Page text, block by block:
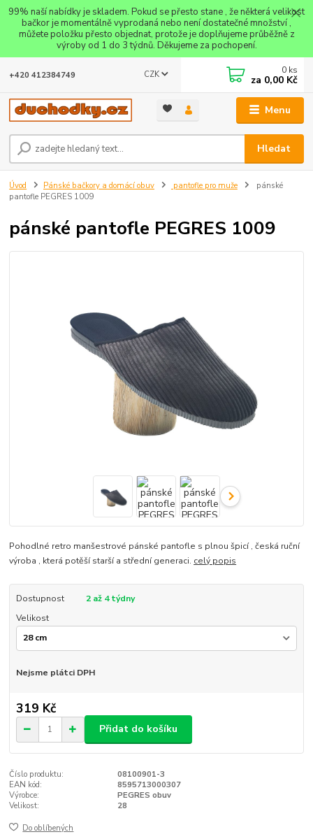
99% naší nabídky je skladem. Pokud se přesto stane , že některá velikost
bačkor je momentálně vyprodaná nebo není dostatečné množství ,
můžete položku přesto objednat, protože je doplňujeme průběžně z
výroby od 1 do 3 týdnů. Děkujeme za pochopení.
Menu
CZK
Hledat
+420 412384749 0 ks
za 0,00 Kč
Úvod Pánské bačkory a domácí obuv pantofle pro muže
pánské
pantofle PEGRES 1009
pánské pantofle PEGRES 1009
Pohodlné retro manšestrové pánské pantofle s plnou špicí , česká ruční
výroba , která potěší starší a střední generaci. celý popis
Dostupnost
2 až 4 týdny
Velikost
Nejsme plátci DPH
319 Kč
Přidat do košíku
Číslo produktu:
08100901-3
EAN kód:
8595713000307
Výrobce:
PEGRES obuv
Velikost:
28
Do oblíbených